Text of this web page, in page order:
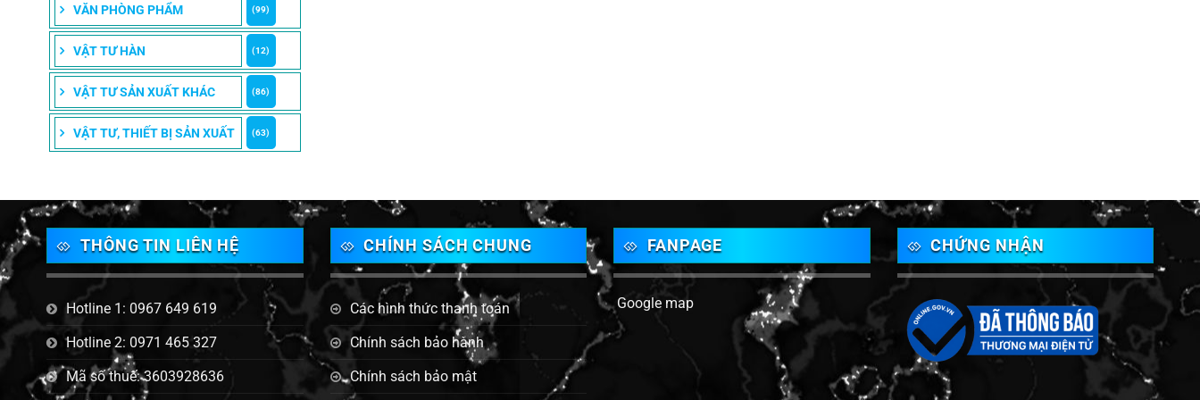
VĂN PHÒNG PHẨM (99)
VẬT TƯ HÀN (12)
VẬT TƯ SẢN XUẤT KHÁC (86)
VẬT TƯ, THIẾT BỊ SẢN XUẤT (63)
THÔNG TIN LIÊN HỆ
Hotline 1: 0967 649 619
Hotline 2: 0971 465 327
Mã số thuế: 3603928636
CHÍNH SÁCH CHUNG
Các hình thức thanh toán
Chính sách bảo hành
Chính sách bảo mật
FANPAGE
Google map
CHỨNG NHẬN